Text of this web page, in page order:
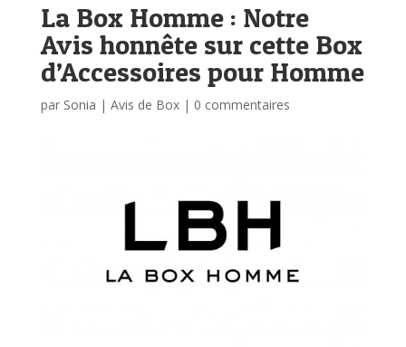
La Box Homme : Notre
Avis honnête sur cette Box
d’Accessoires pour Homme
par Sonia | Avis de Box| 0 commentaires